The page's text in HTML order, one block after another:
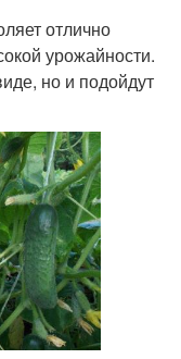
отлично
урожайности.
но и подойдут